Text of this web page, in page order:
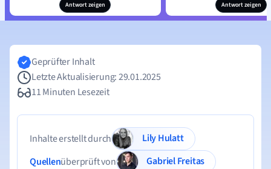
Antwort zeigen Antwort zeigen
Geprüfter Inhalt
Letzte Aktualisierung: 29.01.2025
11 Minuten Lesezeit
Inhalte erstellt durch
Lily Hulatt
Quellenüberprüft von
Gabriel Freitas